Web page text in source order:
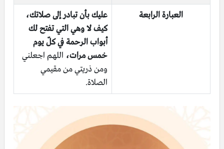
العبارة الرابعة
عليك بأن تبادر إلى صلاتك،
كيف لا وهي التي تفتح لك
أبواب الرحمة في كلّ يوم
خمس مرات، اللهم اجعلني
ومن ذريتي من مقيمي
الصلاة.